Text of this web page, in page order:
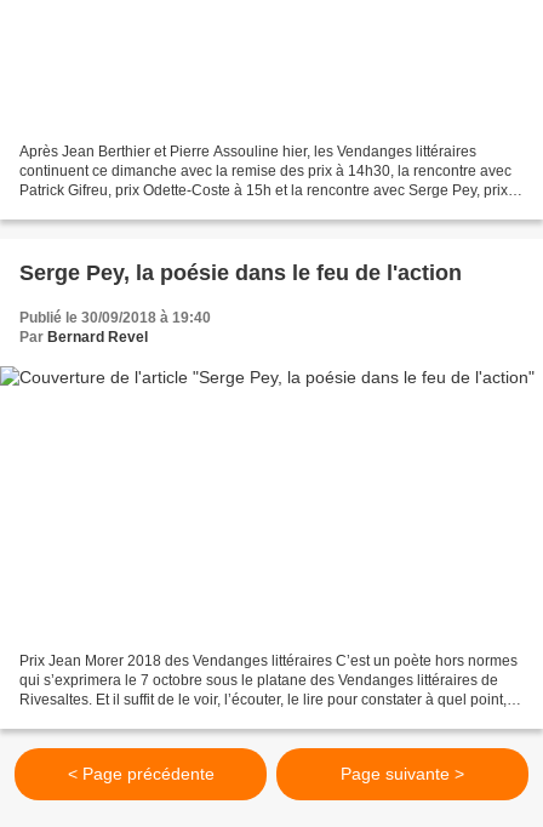
Après Jean Berthier et Pierre Assouline hier, les Vendanges littéraires
continuent ce dimanche avec la remise des prix à 14h30, la rencontre avec
Patrick Gifreu, prix Odette-Coste à 15h et la rencontre avec Serge Pey, prix
Serge Pey, la poésie dans le feu de l'action
Publié le 30/09/2018 à 19:40
Par Bernard Revel
Prix Jean Morer 2018 des Vendanges littéraires C’est un poète hors normes
qui s’exprimera le 7 octobre sous le platane des Vendanges littéraires de
Rivesaltes. Et il suffit de le voir, l’écouter, le lire pour constater à quel point,
< Page précédente Page suivante >